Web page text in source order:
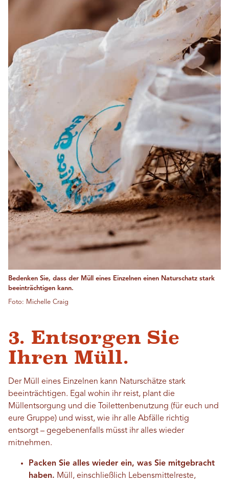
Bedenken Sie, dass der Müll eines Einzelnen einen Naturschatz stark
beeinträchtigen kann.
Foto: Michelle Craig
3. Entsorgen Sie
Ihren Müll.
Der Müll eines Einzelnen kann Naturschätze stark
beeinträchtigen. Egal wohin ihr reist, plant die
Müllentsorgung und die Toilettenbenutzung (für euch und
eure Gruppe) und wisst, wie ihr alle Abfälle richtig
entsorgt – gegebenenfalls müsst ihr alles wieder
mitnehmen.
Packen Sie alles wieder ein, was Sie mitgebracht
haben. Müll, einschließlich Lebensmittelreste,